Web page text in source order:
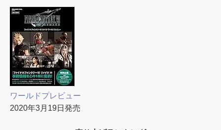
ワールドプレビュー
2020年3月19日発売